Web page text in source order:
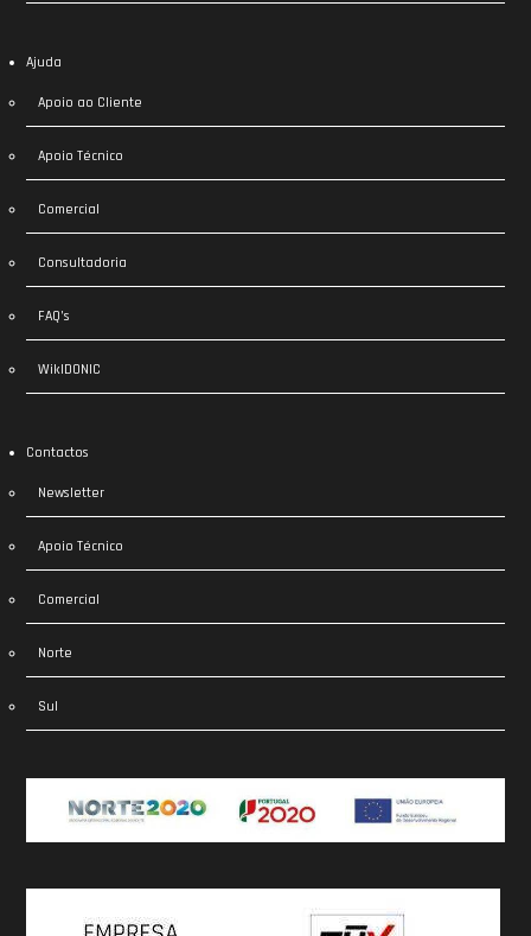
Ajuda
Apoio ao Cliente
Apoio Técnico
Comercial
Consultadoria
FAQ’s
WikIDONIC
Contactos
Newsletter
Apoio Técnico
Comercial
Norte
Sul